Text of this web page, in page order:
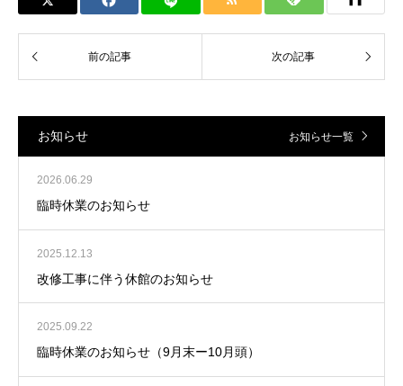
お知らせ お知らせ一覧
2026.06.29
臨時休業のお知らせ
2025.12.13
改修工事に伴う休館のお知らせ
2025.09.22
臨時休業のお知らせ（9月末ー10月頭）